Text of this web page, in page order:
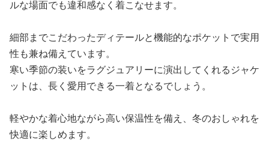
ルな場面でも違和感なく着こなせます。
細部までこだわったディテールと機能的なポケットで実用
性も兼ね備えています。
寒い季節の装いをラグジュアリーに演出してくれるジャケ
ットは、長く愛用できる一着となるでしょう。
軽やかな着心地ながら高い保温性を備え、冬のおしゃれを
快適に楽しめます。